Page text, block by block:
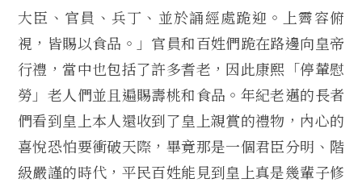
大臣、官員、兵丁、並於誦經處跪迎。上霽容俯
視，皆賜以食品。」官員和百姓們跪在路邊向皇帝
行禮，當中也包括了許多耆老，因此康熙「停輦慰
勞」老人們並且遍賜壽桃和食品。年紀老邁的長者
們看到皇上本人還收到了皇上親賞的禮物，內心的
喜悅恐怕要衝破天際，畢竟那是一個君臣分明、階
級嚴謹的時代，平民百姓能見到皇上真是幾輩子修